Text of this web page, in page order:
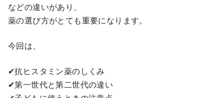
などの違いがあり、
薬の選び方がとても重要になります。
今回は、
✔抗ヒスタミン薬のしくみ
✔第一世代と第二世代の違い